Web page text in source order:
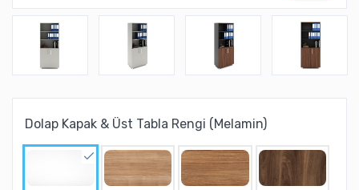
Dolap Kapak & Üst Tabla Rengi (Melamin)